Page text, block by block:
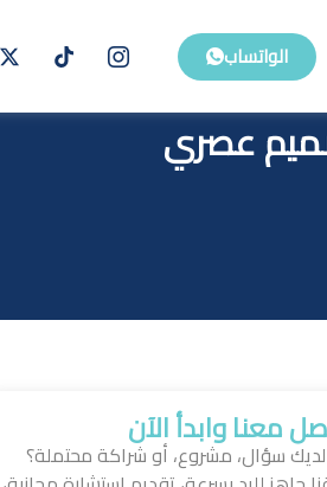
الواتساب
عصري
معنا وابدأ الآن
سؤال، مشروع، أو شراكة محتملة؟